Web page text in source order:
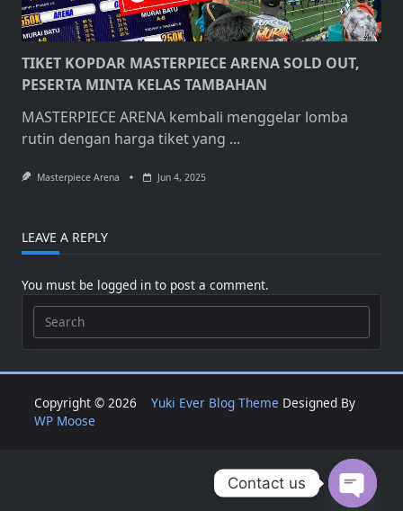
TIKET KOPDAR MASTERPIECE ARENA SOLD OUT,
PESERTA MINTA KELAS TAMBAHAN
MASTERPIECE ARENA kembali menggelar lomba
rutin dengan harga tiket yang ...
Masterpiece Arena Jun 4, 2025
LEAVE A REPLY
You must be logged in to post a comment.
Search
for:
Copyright © 2026 Yuki Ever Blog Theme Designed By
WP Moose
Contact us